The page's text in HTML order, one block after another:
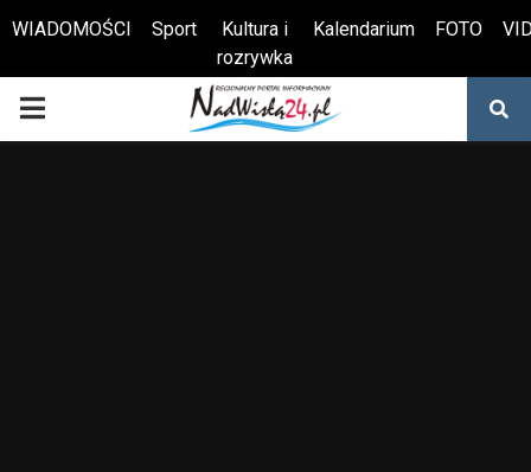
Otwórz pasek narzędzi
WIADOMOŚCI Sport
Kultura i
rozrywka
Kalendarium FOTO
PRIMARY